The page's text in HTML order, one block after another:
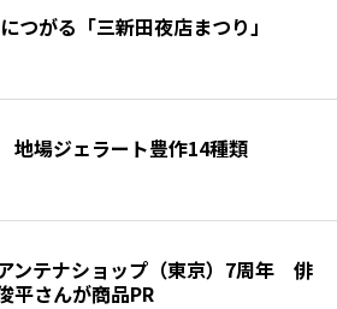
つがる「三新田夜店まつり」
場ジェラート豊作14種類
ンテナショップ（東京）7周年 俳
平さんが商品PR